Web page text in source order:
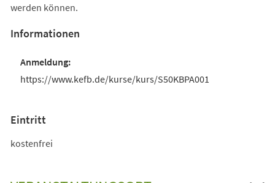
werden können.
Informationen
https://www.kefb.de/kurse/kurs/S50KBPA001
Eintritt
kostenfrei